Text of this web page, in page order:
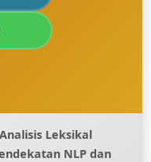
Analisis Leksikal
NLP dan